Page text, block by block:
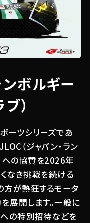
ンボルギー
）
ーツシリーズであ
（ジャパン・ラン
への協賛を2026年
なき挑戦を続ける
方が熱狂するモータ
展開します。一般に
への特別招待などを